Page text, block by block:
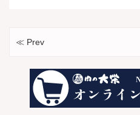
≪ Prev